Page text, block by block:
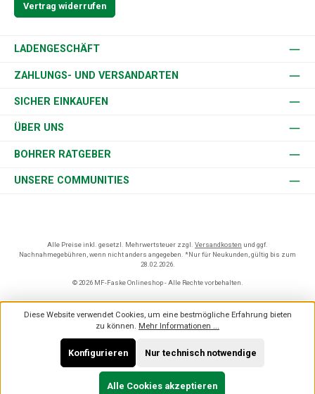
Vertrag widerrufen
LADENGESCHÄFT
ZAHLUNGS- UND VERSANDARTEN
SICHER EINKAUFEN
ÜBER UNS
BOHRER RATGEBER
UNSERE COMMUNITIES
Alle Preise inkl. gesetzl. Mehrwertsteuer zzgl. Versandkosten und ggf.
Nachnahmegebühren, wenn nicht anders angegeben. *Nur für Neukunden, gültig bis zum
28.02.2026.
© 2026 MF-Faske Onlineshop - Alle Rechte vorbehalten.
Diese Website verwendet Cookies, um eine bestmögliche Erfahrung bieten
zu können. Mehr Informationen ...
Nur technisch notwendige
Konfigurieren
Alle Cookies akzeptieren